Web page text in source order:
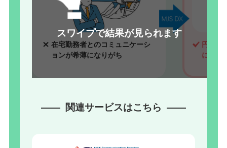
スワイプで結果が見られます
在宅勤務者とのコミュニケーシ
ョンが希薄になりがち
円滑な
により
関連サービスはこちら